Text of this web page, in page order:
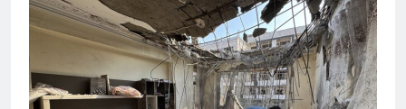
propriedade privada após
protestos em Buenos
Aires
3 Horas Ago
Apollo compra EasyJet
por £ 5,7 bilhões e
redesenha mercado de
baixo custo na Europa
3 Horas Ago